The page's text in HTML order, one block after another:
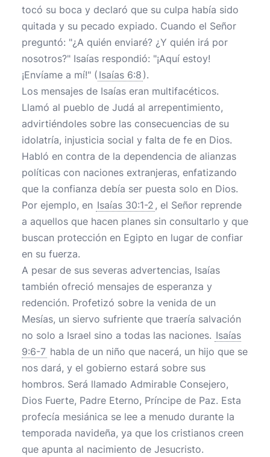
tocó su boca y declaró que su culpa había sido
quitada y su pecado expiado. Cuando el Señor
preguntó: "¿A quién enviaré? ¿Y quién irá por
nosotros?" Isaías respondió: "¡Aquí estoy!
¡Envíame a mí!" ( Isaías 6:8 ).
Los mensajes de Isaías eran multifacéticos.
Llamó al pueblo de Judá al arrepentimiento,
advirtiéndoles sobre las consecuencias de su
idolatría, injusticia social y falta de fe en Dios.
Habló en contra de la dependencia de alianzas
políticas con naciones extranjeras, enfatizando
que la confianza debía ser puesta solo en Dios.
Por ejemplo, en Isaías 30:1-2 , el Señor reprende
a aquellos que hacen planes sin consultarlo y que
buscan protección en Egipto en lugar de confiar
en su fuerza.
A pesar de sus severas advertencias, Isaías
también ofreció mensajes de esperanza y
redención. Profetizó sobre la venida de un
Mesías, un siervo sufriente que traería salvación
no solo a Israel sino a todas las naciones. Isaías
9:6-7 habla de un niño que nacerá, un hijo que se
nos dará, y el gobierno estará sobre sus
hombros. Será llamado Admirable Consejero,
Dios Fuerte, Padre Eterno, Príncipe de Paz. Esta
profecía mesiánica se lee a menudo durante la
temporada navideña, ya que los cristianos creen
que apunta al nacimiento de Jesucristo.